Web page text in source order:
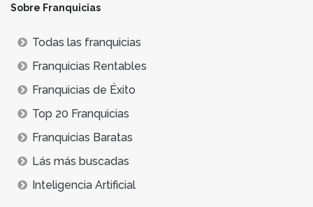
Sobre Franquicias
Todas las franquicias
Franquicias Rentables
Franquicias de Éxito
Top 20 Franquicias
Franquicias Baratas
Lás más buscadas
Inteligencia Artificial